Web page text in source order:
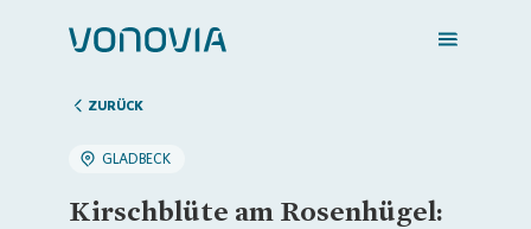
Zuhause finden
ZURÜCK
GLADBECK
Kirschblüte am Rosenhügel: